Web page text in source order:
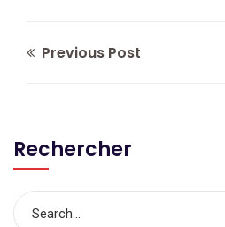
Previous Post
Rechercher